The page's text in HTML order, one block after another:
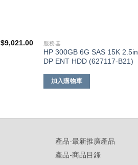
$9,021.00 服務器
HP 300GB 6G SAS 15K 2.5in
DP ENT HDD (627117-B21)
加入購物車
產品-最新推廣產品
產品-商品目錄